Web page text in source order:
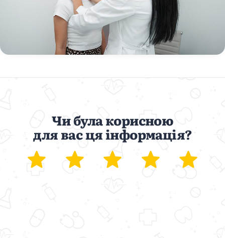
Чи була корисною
для вас ця інформація?